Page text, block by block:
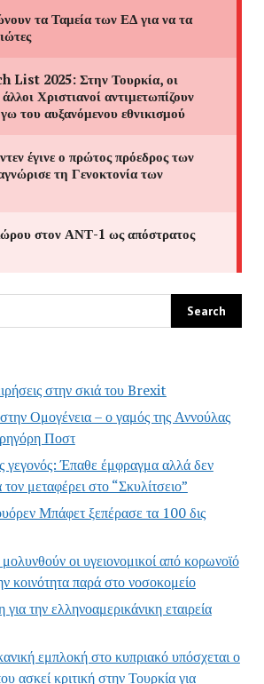
στην σκιά του Brexit
Ομογένεια – ο γαμός της Αννούλας
Ποστ
γεγονός: Έπαθε έμφραγμα αλλά δεν
μεταφέρει στο “Σκυλίτσειο”
Μπάφετ ξεπέρασε τα 100 δις
οι υγειονομικοί από κορωνοϊό
κοινότητα παρά στο νοσοκομείο
την ελληνοαμερικάνικη εταιρεία
εμπλοκή στο κυπριακό υπόσχεται ο
ασκεί κριτική στην Τουρκία για